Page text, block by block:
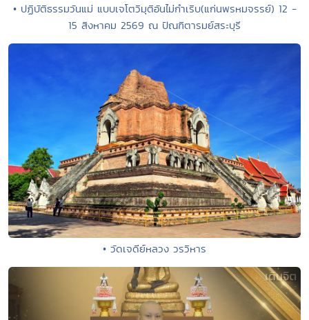
• ปฏิบัติธรรมวันแม่ แบบเจโตวิมุติอันไม่กำเริบ(แก่นพรหมจรรย์) 12 -
15 สิงหาคม 2569 ณ ปัณฑิตารมย์สระบุรี
• วัดเจดีย์หลวง วรวิหาร